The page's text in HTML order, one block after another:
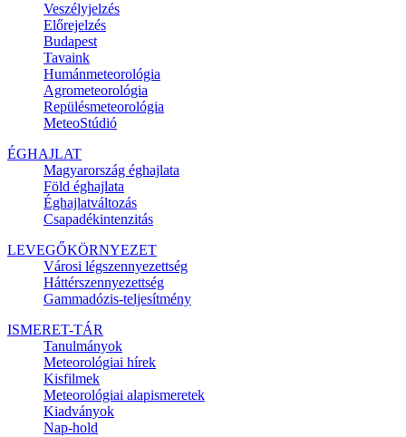
Veszélyjelzés
Előrejelzés
Budapest
Tavaink
Humánmeteorológia
Agrometeorológia
Repülésmeteorológia
MeteoStúdió
ÉGHAJLAT
Magyarország éghajlata
Föld éghajlata
Éghajlatváltozás
Csapadékintenzitás
LEVEGŐKÖRNYEZET
Városi légszennyezettség
Háttérszennyezettség
Gammadózis-teljesítmény
ISMERET-TÁR
Tanulmányok
Meteorológiai hírek
Kisfilmek
Meteorológiai alapismeretek
Kiadványok
Nap-hold